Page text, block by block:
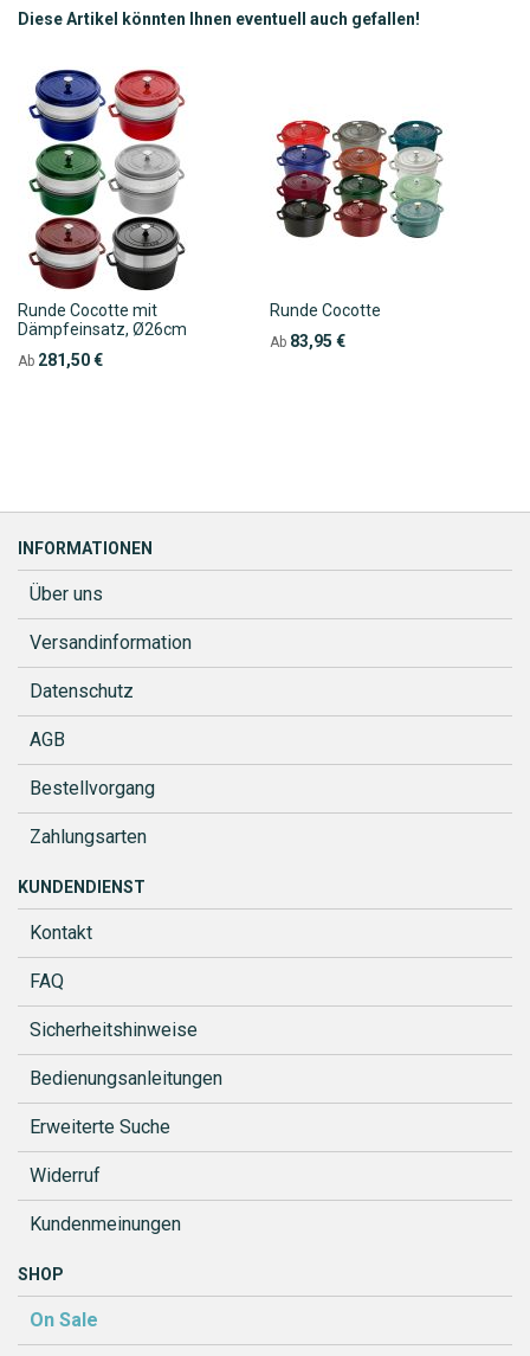
Diese Artikel könnten Ihnen eventuell auch gefallen!
Runde Cocotte mit
Dämpfeinsatz, Ø26cm
Ab 281,50 €
Runde Cocotte
Ab 83,95 €
INFORMATIONEN
Über uns
Versandinformation
Datenschutz
AGB
Bestellvorgang
Zahlungsarten
KUNDENDIENST
Kontakt
FAQ
Sicherheitshinweise
Bedienungsanleitungen
Erweiterte Suche
Widerruf
Kundenmeinungen
SHOP
On Sale